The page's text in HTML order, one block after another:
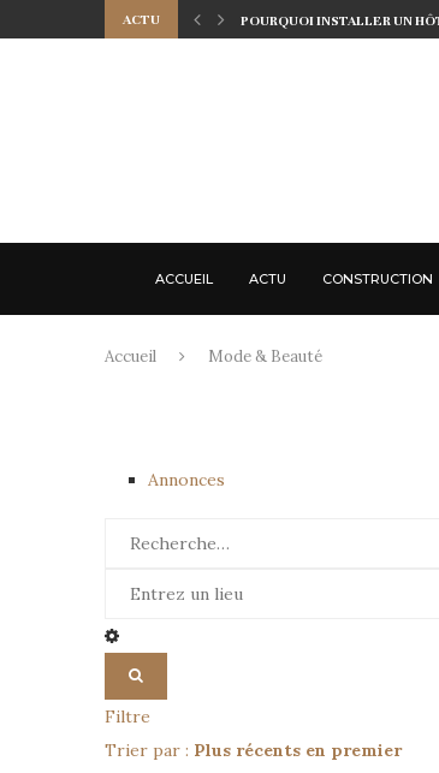
ACTU POURQUOI INSTALLER UN
ACCUEIL ACTU CONSTRUCTION
Accueil Mode & Beauté
Annonces
Filtre
Trier par : Plus récents en premier